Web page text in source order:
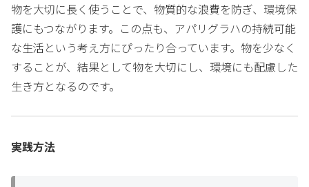
物を大切に長く使うことで、物質的な浪費を防ぎ、環境保
護にもつながります。この点も、アパリグラハの持続可能
な生活という考え方にぴったり合っています。物を少なく
することが、結果として物を大切にし、環境にも配慮した
生き方となるのです。
実践方法